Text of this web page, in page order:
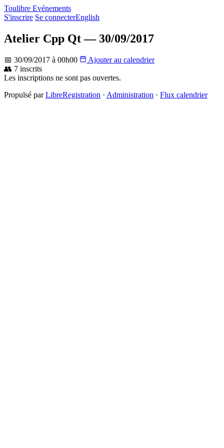
Toulibre Evénements
S'inscrire Se connecterEnglish
Atelier Cpp Qt — 30/09/2017
📅 30/09/2017 à 00h00
Ajouter au calendrier
👥 7 inscrits
Les inscriptions ne sont pas ouvertes.
Propulsé parLibreRegistration · Administration · Flux calendrier